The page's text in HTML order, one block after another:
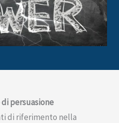
persuasione
di riferimento nella